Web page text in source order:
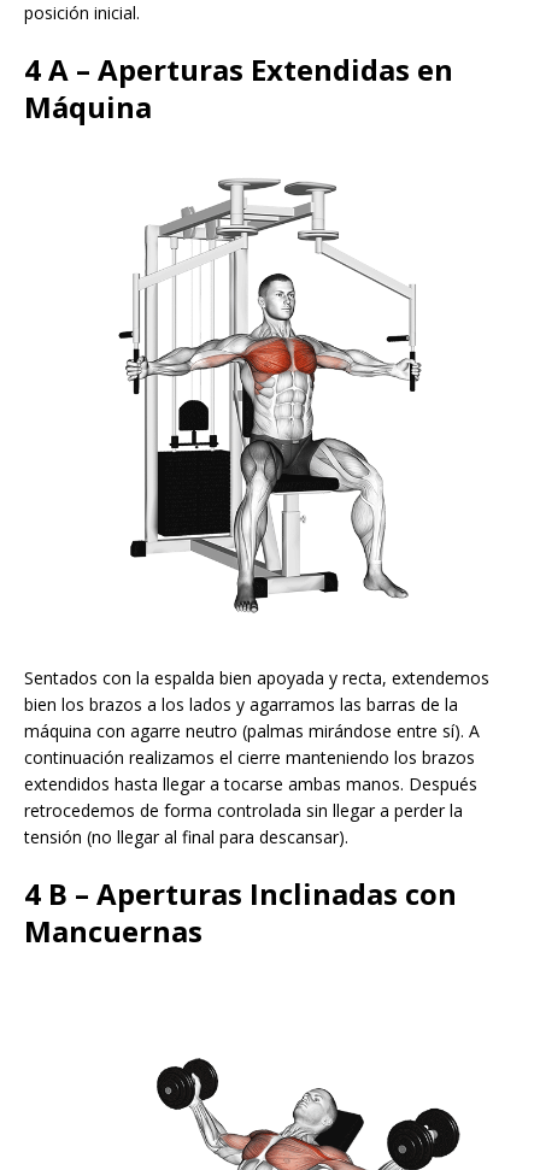
posición inicial.
4 A – Aperturas Extendidas en
Máquina
Sentados con la espalda bien apoyada y recta, extendemos
bien los brazos a los lados y agarramos las barras de la
máquina con agarre neutro (palmas mirándose entre sí). A
continuación realizamos el cierre manteniendo los brazos
extendidos hasta llegar a tocarse ambas manos. Después
retrocedemos de forma controlada sin llegar a perder la
tensión (no llegar al final para descansar).
4 B – Aperturas Inclinadas con
Mancuernas